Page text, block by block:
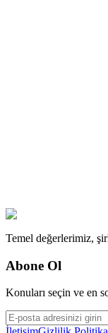
Temel değerlerimiz,
Abone Ol
Konuları seçin ve en